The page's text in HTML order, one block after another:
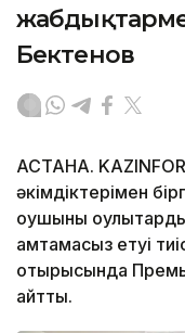
Бектенов
АСТАНА.
әкімдіктерімен
оқушыны
қамтамасыз етуі
отырысында
айтты.